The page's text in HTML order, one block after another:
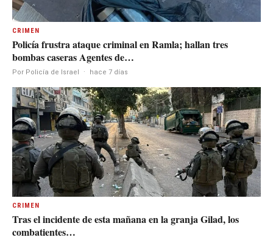
CRIMEN
Policía frustra ataque criminal en Ramla; hallan tres
bombas caseras Agentes de…
Por Policía de Israel · hace 7 días
CRIMEN
Tras el incidente de esta mañana en la granja Gilad, los
combatientes…